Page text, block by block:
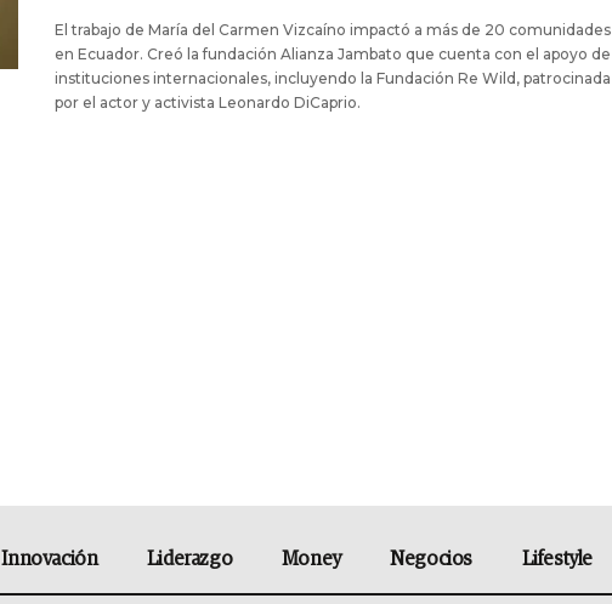
El trabajo de María del Carmen Vizcaíno impactó a más de 20 comunidades
en Ecuador. Creó la fundación Alianza Jambato que cuenta con el apoyo de
instituciones internacionales, incluyendo la Fundación Re Wild, patrocinada
por el actor y activista Leonardo DiCaprio.
Innovación Liderazgo Money Negocios Lifestyle